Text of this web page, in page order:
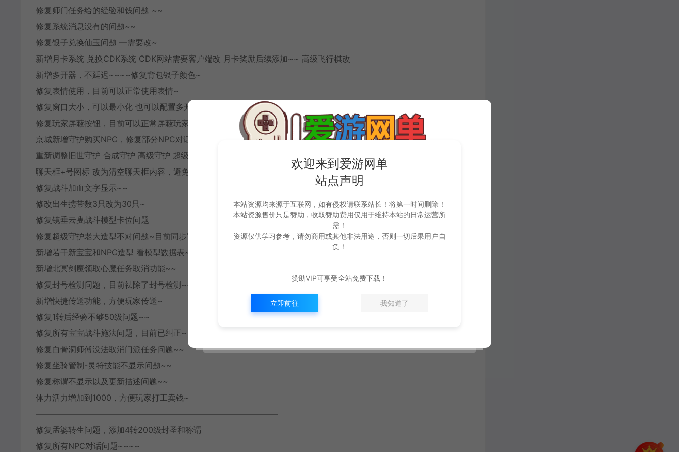
修复师门任务给的经验和钱问题 ~~
修复系统消息没有的问题~~
修复银子兑换仙玉问题 —需要改~
新增月卡系统 兑换CDK系统 CDK网站需要客户端改 月卡奖励后续添加~~ 高级飞行棋改
新增多开器，不延迟~~~~修复背包银子颜色~
修复表情使用，目前可以正常使用表情~
修复窗口大小，可以最小化 也可以配置多开器~~
修复玩家屏蔽按钮，目前可以正常屏蔽玩家~~
京城新增守护购买NPC，修复部分NPC对话以及造型问题~
重新调整旧世守护 合成守护 高级守护 超级守护等资质数据问题~
聊天框+号图标 改为清空聊天框内容，避免数据太多很卡~~
修复战斗加血文字显示~~
修改出生携带数3只改为30只~
修复镜垂云叟战斗模型卡位问题
修复超级守护老大造型不对问题~目前同步官方~
新增若干新宝宝和NPC造型 看模型数据表~
新增北冥剑魔领取心魔任务取消功能~~
修复封号检测问题，目前祛除了封号检测~~
新增快捷传送功能，方便玩家传送~
修复1转后经验不够50级问题~~
修复所有宝宝战斗施法问题，目前已纠正~
修复白骨洞师傅没法取消门派任务问题~~
修复坐骑管制-灵符技能不显示问题~~
修复称谓不显示以及更新描述问题~~
体力活力增加到1000，方便玩家打工卖钱~
——————————————————————————————
修复孟婆转生问题，添加4转200级封圣和称谓
修复所有NPC对话问题~~~~
欢迎来到爱游网单
站点声明
本站资源均来源于互联网，如有侵权请联系站长！将第一时间删除！
本站资源售价只是赞助，收取赞助费用仅用于维持本站的日常运营所
需！
资源仅供学习参考，请勿商用或其他非法用途，否则一切后果用户自
负！
赞助VIP可享受全站免费下载！
立即前往 我知道了